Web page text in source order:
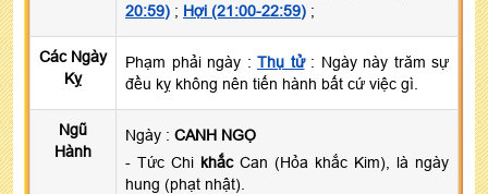
20:59) ; Hợi (21:00-22:59) ;
Các Ngày
Kỵ
Phạm phải ngày : Thụ tử: Ngày này trăm sự
đều kỵ không nên tiến hành bất cứ việc gì.
Ngũ
Hành
Ngày : CANH NGỌ
- Tức Chi khắcCan (Hỏa khắc Kim), là ngày
hung (phạt nhật).